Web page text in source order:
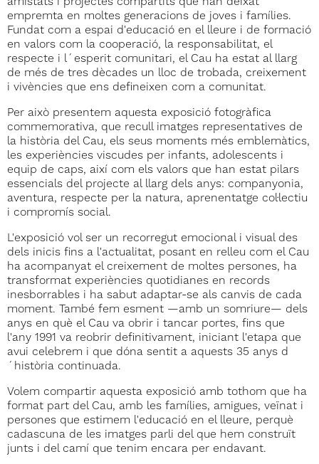
empremta en moltes generacions de joves i famílies.
Fundat com a espai d'educació en el lleure i de formació
en valors com la cooperació, la responsabilitat, el
respecte i l´esperit comunitari, el Cau ha estat al llarg
de més de tres dècades un lloc de trobada, creixement
i vivències que ens defineixen com a comunitat.
Per això presentem aquesta exposició fotogràfica
commemorativa, que recull imatges representatives de
la història del Cau, els seus moments més emblemàtics,
les experiències viscudes per infants, adolescents i
equip de caps, així com els valors que han estat pilars
essencials del projecte al llarg dels anys: companyonia,
aventura, respecte per la natura, aprenentatge col·lectiu
i compromís social.
L'exposició vol ser un recorregut emocional i visual des
dels inicis fins a l'actualitat, posant en relleu com el Cau
ha acompanyat el creixement de moltes persones, ha
transformat experiències quotidianes en records
inesborrables i ha sabut adaptar-se als canvis de cada
moment. També fem esment —amb un somriure— dels
anys en què el Cau va obrir i tancar portes, fins que
l'any 1991 va reobrir definitivament, iniciant l'etapa que
avui celebrem i que dóna sentit a aquests 35 anys d
´història continuada.
Volem compartir aquesta exposició amb tothom que ha
format part del Cau, amb les famílies, amigues, veïnat i
persones que estimem l'educació en el lleure, perquè
cadascuna de les imatges parli del que hem construït
junts i del camí que tenim encara per endavant.